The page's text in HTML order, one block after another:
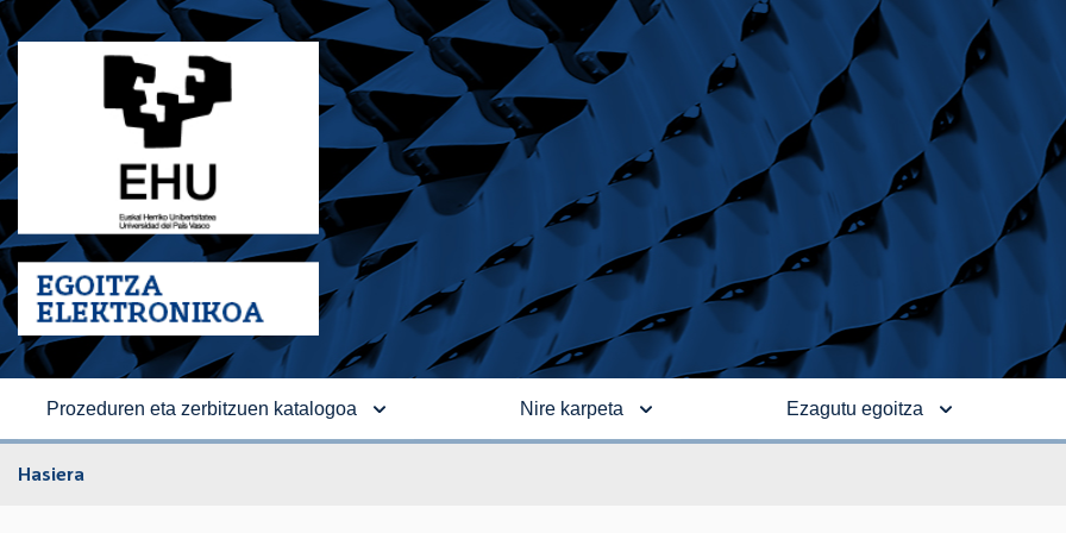
Prozeduren eta zerbitzuen katalogoa Nire karpeta Ezagutu egoitza
Hasiera